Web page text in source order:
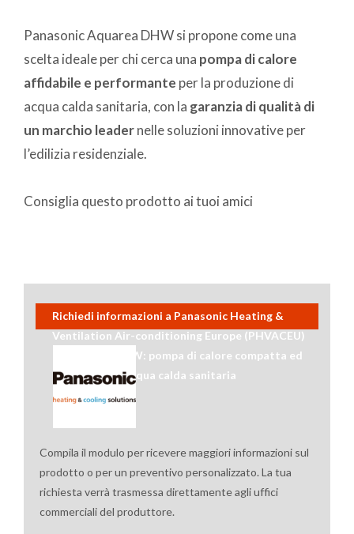
Panasonic Aquarea DHW si propone come una
scelta ideale per chi cerca una pompa di calore
affidabile e performante per la produzione di
acqua calda sanitaria, con la garanzia di qualità di
un marchio leadernelle soluzioni innovative per
l’edilizia residenziale.
Consiglia questo prodotto ai tuoi amici
Richiedi informazioni a Panasonic Heating &
Ventilation Air-conditioning Europe (PHVACEU)
su Aquarea DHW: pompa di calore compatta ed
efficiente per acqua calda sanitaria
Compila il modulo per ricevere maggiori informazioni sul
prodotto o per un preventivo personalizzato. La tua
richiesta verrà trasmessa direttamente agli uffici
commerciali del produttore.